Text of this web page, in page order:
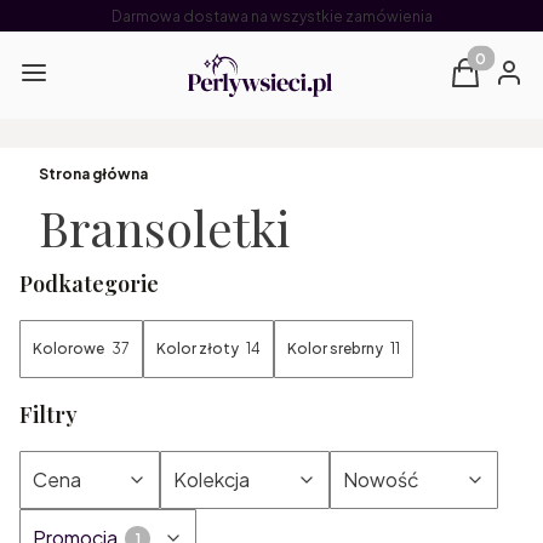
Darmowa dostawa na wszystkie zamówienia
Menu Produkty
Koszyk
Strona główna
Bransoletki
Podkategorie
Kolorowe 37 Kolor złoty 14 Kolor srebrny 11
Filtry
Cena Kolekcja Nowość
Promocja